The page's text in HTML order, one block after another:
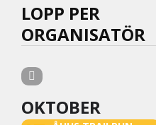
LOPP PER
ORGANISATÖR
OKTOBER